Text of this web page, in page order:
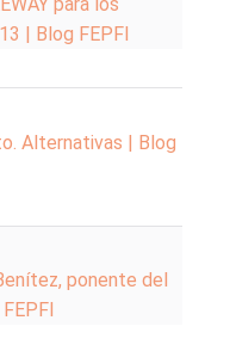
| Blog FEPFI
Alternativas | Blog
ponente del